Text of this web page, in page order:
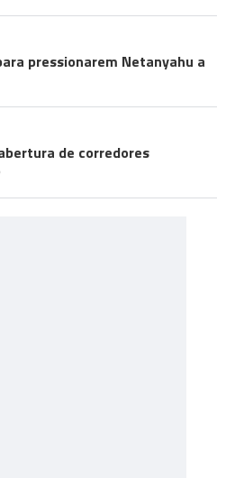
pressionarem Netanyahu a
de corredores